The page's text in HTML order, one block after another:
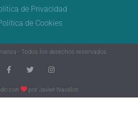
de Privacidad
de Cookies
- Todos los derechos reservados
con porJavier Navalón